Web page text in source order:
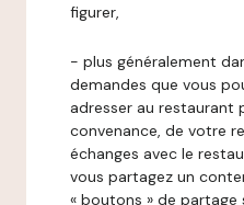
figurer,
- plus généralement
demandes que vous
adresser au restaurant
convenance, de votre
échanges avec le
vous partagez un
« boutons » de partage